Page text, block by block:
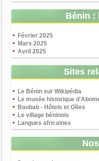
Bénin :
Février 2025
Mars 2025
Avril 2025
Sites
Le Bénin sur Wikipédia
Le musée historique
Baobab - Hôtels et Gîtes
Le village béninois
Langues africaines